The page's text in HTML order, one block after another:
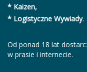
* Kaizen,
* Logistyczne Wywiady.
Od ponad 18 lat
w prasie i internecie.